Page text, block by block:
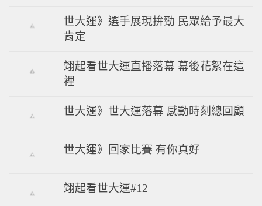
世大運》選手展現拚勁 民眾給予最大
肯定
翊起看世大運直播落幕 幕後花絮在這
裡
世大運》世大運落幕 感動時刻總回顧
世大運》回家比賽 有你真好
翊起看世大運#12